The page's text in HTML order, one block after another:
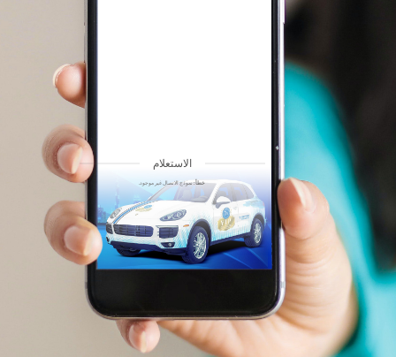
الاستعلام
خطأ:نموذج الاتصال غير موجود.